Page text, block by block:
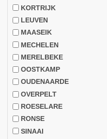
KORTRIJK
LEUVEN
MAASEIK
MECHELEN
MERELBEKE
OOSTKAMP
OUDENAARDE
OVERPELT
ROESELARE
RONSE
SINAAI